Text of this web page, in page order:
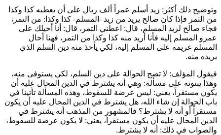
وتوضيح ذلك أكثر: زيد أسلم عمراً ألف ريال على أن يعطيه كذا وكذا
من التمر فإذا كان صالح يريد من زيد -المسلم- كذا وكذا: من التمر،
فجاء صالح لزيد المسلم، قال: اعطني التمر، قال: أنا أحيلك على
عمرو المسلم إليه فأنا أريد منه كذا وكذا من التمر، فهنا أحال
المسلم غريمه على المسلم إليه، لكي يأخذ منه دين السلم الذي
يريده منه.
فيقول المؤلف: لا تصح الحوالة على دين السلم، لكي يستوفى منه،
وهذا يبنونه على مسألة: وهي أنه يشترط في الدين المحال عليه أن
يكون مستقراً، يعني: ليس عرضة للسقوط، وهذه المسألة تأتينا في
باب الحوالة إن شاء الله، هل يشترط في الدين المحال عليه أن يكون
مستقراً أو أنه لا يشترط؟ فالمشهور من المذهب أنه يشترط في
الدين المحال عليه أن يكون مستقراً، يعني: لا يكون عرضة للسقوط،
والصواب في ذلك: أنه لا يشترط.